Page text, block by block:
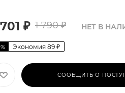
₽ 1 790₽
% Экономия 89 ₽
НЕТ В
СООБЩИТЬ О